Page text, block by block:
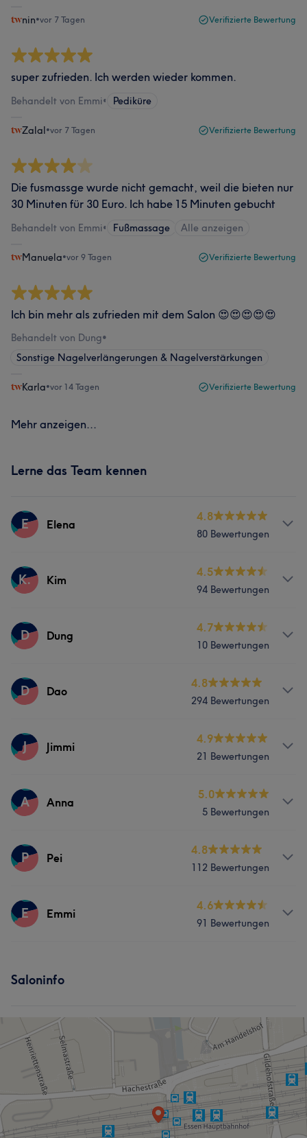
nin•vor 7 Tagen Verifizierte Bewertung
super zufrieden. Ich werden wieder kommen.
Behandelt von Emmi• Pediküre
Zalal•vor 7 Tagen Verifizierte Bewertung
Die fusmassge wurde nicht gemacht, weil die bieten nur
30 Minuten für 30 Euro. Ich habe 15 Minuten gebucht
Behandelt von Emmi• Fußmassage Alle anzeigen
Manuela•vor 9 Tagen Verifizierte Bewertung
Ich bin mehr als zufrieden mit dem Salon 😍😍😍😍😍
Behandelt von Dung•
Sonstige Nagelverlängerungen & Nagelverstärkungen
Karla•vor 14 Tagen Verifizierte Bewertung
Mehr anzeigen...
Lerne das Team kennen
E Elena
4.8
80 Bewertungen
Services
K. Kim
4.5
94 Bewertungen
Services
D Dung
4.7
10 Bewertungen
Services
D Dao
4.8
294 Bewertungen
Services
Portfolio
Was unsere Kunden über Dao sagen
Gründlich
J Jimmi
4.9
21 Bewertungen
Services
A Anna
5.0
5 Bewertungen
Services
P Pei
4.8
112 Bewertungen
Services
E Emmi
4.6
91 Bewertungen
Haarentfernung
Saloninfo